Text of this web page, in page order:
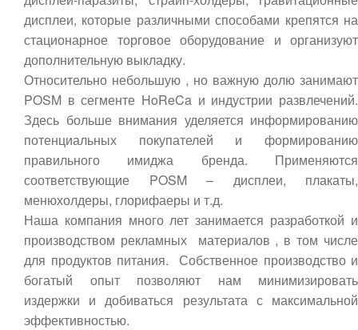
дисплеи, которые различными способами крепятся на
стационарное торговое оборудование и организуют
дополнительную выкладку.
Относительно небольшую , но важную долю занимают
POSM в сегменте HoReCa и индустрии развлечений.
Здесь больше внимания уделяется информированию
потенциальных покупателей и формированию
правильного имиджа бренда. Применяются
соответствующие POSM – дисплеи, плакаты,
менюхолдеры, глорифаеры и т.д.
Наша компания много лет занимается разработкой и
производством рекламных материалов , в том числе
для продуктов питания. Собственное производство и
богатый опыт позволяют нам минимизировать
издержки и добиваться результата с максимальной
эффективностью.